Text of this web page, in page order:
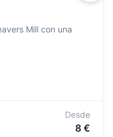
Mill con una
Desde
8 €